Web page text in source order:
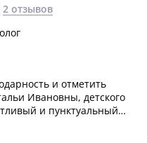
2 отзывов
и отметить
Ивановны, детского
и пунктуальный